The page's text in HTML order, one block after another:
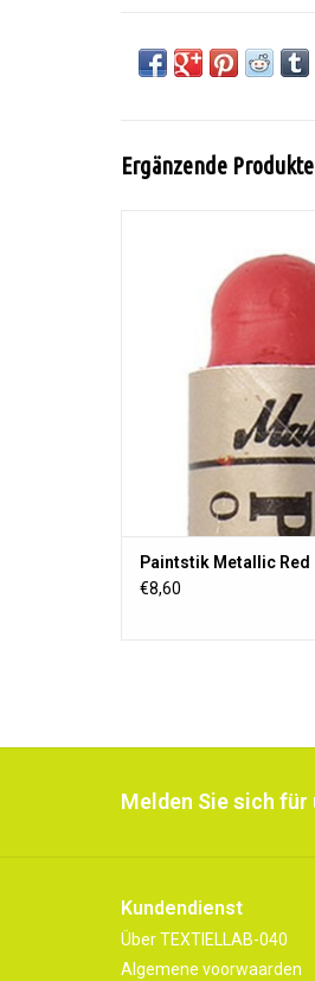
Ergänzende Produkte
ZUM WARENKORB
Paintstik Metallic Red
€8,60
Melden Sie sich
Kundendienst
Über TEXTIELLAB-040
Algemene voorwaarden